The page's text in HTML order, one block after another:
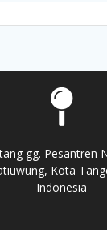
gg. Pesantren
Kota
Indonesia